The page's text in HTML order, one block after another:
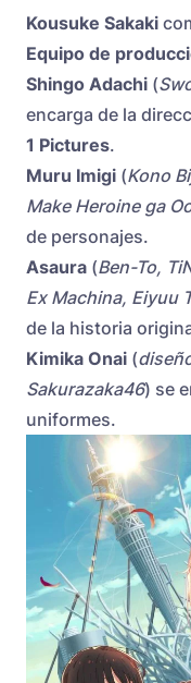
Kousuke Sakaki
Equipo de
Shingo Adachi (
encarga de la
1 Pictures.
Muru Imigi (Kono
Make Heroine ga
de personajes.
Asaura (Ben-To,
Ex Machina, Eiyuu
de la historia
Kimika Onai (
Sakurazaka46) se
uniformes.